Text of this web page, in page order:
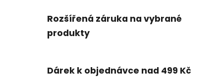
Rozšířená záruka na vybrané
produkty
Dárek k objednávce nad 499 Kč